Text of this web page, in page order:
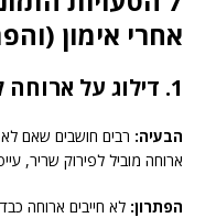
אחרי אימון
1. דילוג על ארוחה לאחר אימון
הבעיה: רבים חושבים שאם לא
ארוחה מוביל לפירוק שריר,
הפתרון: לא חייבים ארוחה